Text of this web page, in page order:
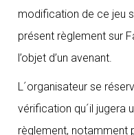
modification de ce jeu
présent règlement sur
l’objet d’un avenant.
L´organisateur se
vérification qu´il jugera
règlement, notamment